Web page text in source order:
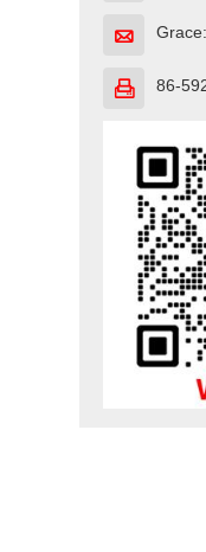

 86-